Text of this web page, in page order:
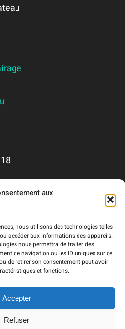
aux
nous utilisons des technologies telles
accéder aux informations des appareils.
nous permettra de traiter des
de navigation ou les ID uniques sur ce
de retirer son consentement peut avoir
et fonctions.
Accepter
Refuser